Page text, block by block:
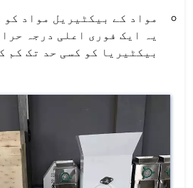
مواد کے بیکٹیریل مواد کو
یہ ایک فوری اعلی درجہ
بیکٹیریا کو کسی حد تک کم